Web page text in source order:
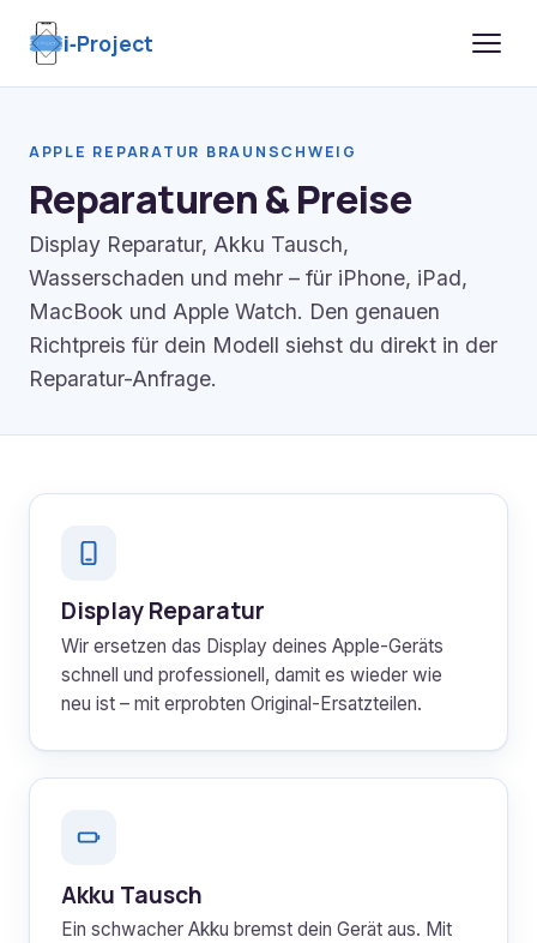
i‑Project
APPLE REPARATUR BRAUNSCHWEIG
Reparaturen & Preise
Display Reparatur, Akku Tausch,
Wasserschaden und mehr – für iPhone, iPad,
MacBook und Apple Watch. Den genauen
Richtpreis für dein Modell siehst du direkt in der
Reparatur-Anfrage.
Display Reparatur
Wir ersetzen das Display deines Apple-Geräts
schnell und professionell, damit es wieder wie
neu ist – mit erprobten Original-Ersatzteilen.
Akku Tausch
Ein schwacher Akku bremst dein Gerät aus. Mit